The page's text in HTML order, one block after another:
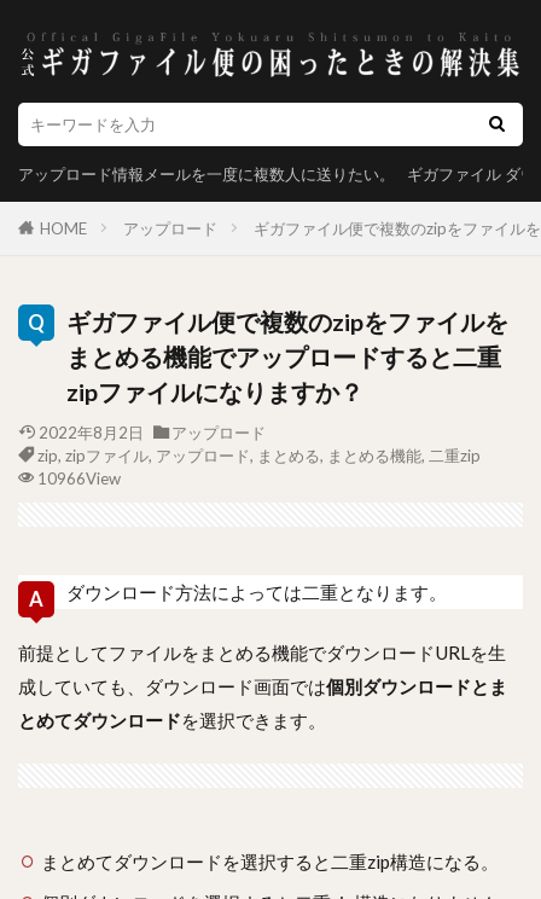
アップロード情報メールを一度に複数人に送りたい。 ギガファイル ダ
HOME アップロード ギガファイル便で複数のzipをファイル
ギガファイル便で複数のzipをファイルを
まとめる機能でアップロードすると二重
zipファイルになりますか？
2022年8月2日
アップロード
zip, zipファイル, アップロード, まとめる, まとめる機能, 二重zip
10966View
ダウンロード方法によっては二重となります。
前提としてファイルをまとめる機能でダウンロードURLを生
成していても、ダウンロード画面では個別ダウンロードとま
とめてダウンロードを選択できます。
まとめてダウンロードを選択すると二重zip構造になる。